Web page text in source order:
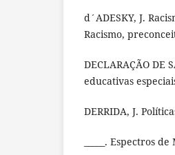
d´ADESKY, J.
Racismo,
DECLARAÇÃO DE
educativas
DERRIDA, J.
_____. Espectros